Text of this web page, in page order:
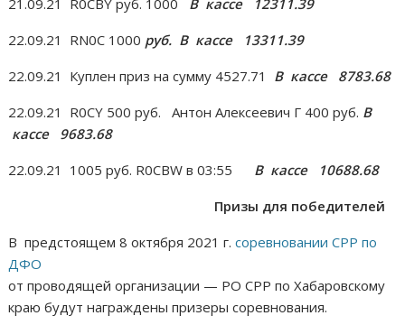
22.09.21 RN0C 1000 руб. В кассе
13311.39
22.09.21 Куплен приз на сумму 4527.71 В кассе 8783.68
22.09.21 R0CY 500 руб. Антон Алексеевич Г 400 руб. В
кассе 9683.68
22.09.21 1005 руб. R0CBW в 03:55
В кассе
10688.68
Призы для победителей
В предстоящем 8 октября 2021 г.соревновании СРР по
ДФО
от проводящей организации — РО СРР по Хабаровскому
краю будут награждены призеры соревнования.